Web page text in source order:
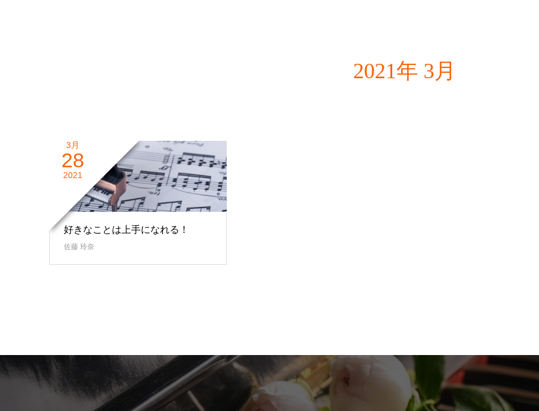
2021年 3月
3月
28
2021
好きなことは上手になれる！
佐藤 玲奈